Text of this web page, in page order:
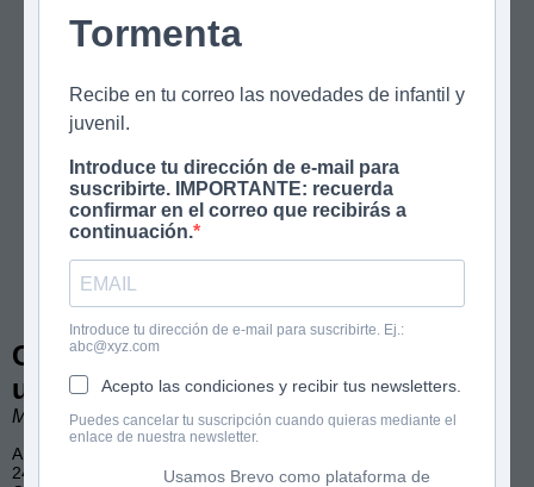
Tormenta
Recibe en tu correo las novedades de infantil y
juvenil.
Introduce tu dirección de e-mail para
suscribirte. IMPORTANTE: recuerda
confirmar en el correo que recibirás a
continuación.
Introduce tu dirección de e-mail para suscribirte. Ej.:
abc@xyz.com
Acepto las condiciones y recibir tus newsletters.
Puedes cancelar tu suscripción cuando quieras mediante el
enlace de nuestra newsletter.
Usamos Brevo como plataforma de
Clases particulares para salvar el
universo
Marina Tena Tena
A partir de 12 años
240 páginas, b/n